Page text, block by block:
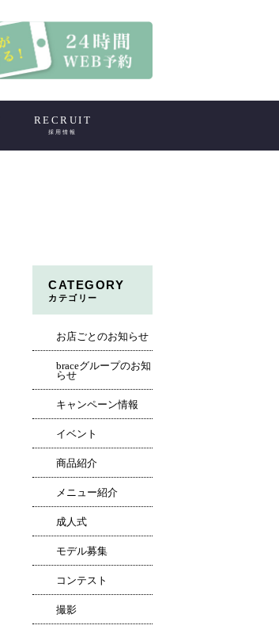
RECRUIT
採用情報
CATEGORY
カテゴリー
お店ごとのお知らせ
braceグループのお知
らせ
キャンペーン情報
イベント
商品紹介
メニュー紹介
成人式
モデル募集
コンテスト
撮影